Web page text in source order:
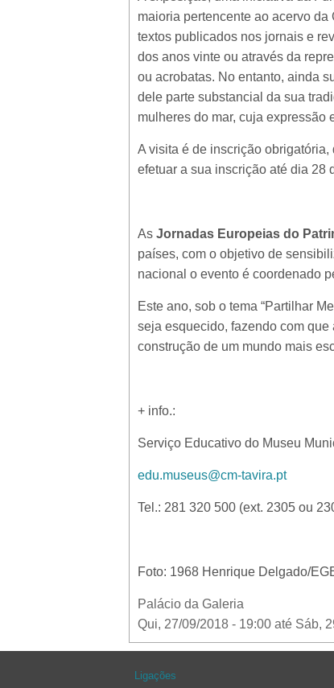
maioria pertencente ao acervo
textos publicados nos jornais e
dos anos vinte ou através da
ou acrobatas. No entanto, ainda
dele parte substancial da sua
mulheres do mar, cuja expressão
A visita é de inscrição
efetuar a sua inscrição até dia 28
As Jornadas Europeias do
países, com o objetivo de
nacional o evento é coordenado
Este ano, sob o tema “Partilhar
seja esquecido, fazendo com
construção de um mundo mais
+ info.:
Serviço Educativo do Museu
edu.museus@cm-tavira.pt
Tel.: 281 320 500 (ext. 2305 ou
Foto: 1968 Henrique Delgado/
Palácio da Galeria
Qui, 27/09/2018 - 19:00 até Sáb,
Ligações